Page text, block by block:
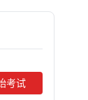
考试